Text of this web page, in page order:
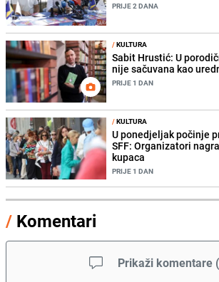
PRIJE 2 DANA
/KULTURA
Sabit Hrustić: U
nije sačuvana kao
PRIJE 1 DAN
/KULTURA
U ponedjeljak počinje
SFF: Organizatori
kupaca
PRIJE 1 DAN
/ Komentari
Prikaži komentare (